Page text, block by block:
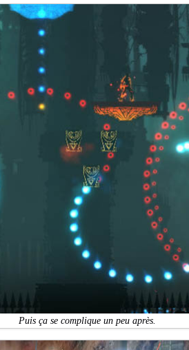
Puis ça se complique un peu après.